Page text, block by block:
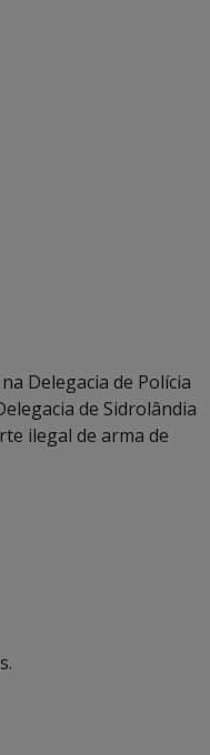
Delegacia de Polícia
de Sidrolândia
ilegal de arma de